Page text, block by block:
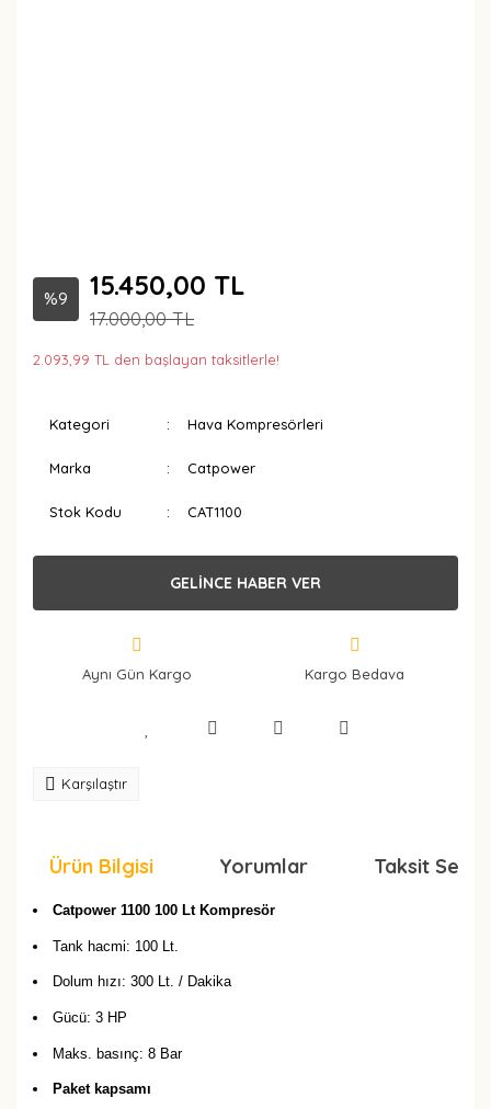
%9 15.450,00 TL
17.000,00 TL
2.093,99 TL den başlayan taksitlerle!
Kategori Hava Kompresörleri
Marka Catpower
Stok Kodu CAT1100
GELİNCE HABER VER
Aynı Gün Kargo Kargo Bedava
Karşılaştır
Ürün Bilgisi Yorumlar Taksit
Catpower 1100 100 Lt Kompresör
Tank hacmi: 100 Lt.
Dolum hızı: 300 Lt. / Dakika
Gücü: 3 HP
Maks. basınç: 8 Bar
Paket kapsamı